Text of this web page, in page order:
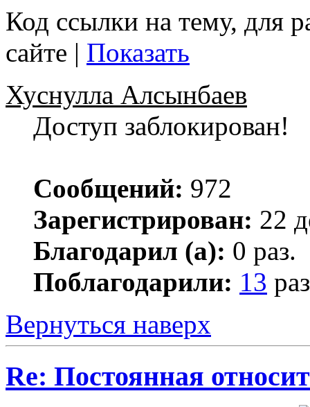
Код ссылки на тему, для
сайте | Показать
Хуснулла Алсынбаев
Доступ заблокирован!
Сообщений: 972
Зарегистрирован: 22
Благодарил (а): 0 раз.
Поблагодарили: 13
Вернуться наверх
Re: Постоянная